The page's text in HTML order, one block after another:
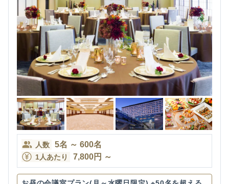
人数 5名 ～ 600名
1人あたり 7,800円 ～